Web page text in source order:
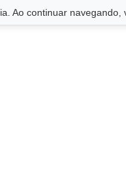
Ao continuar